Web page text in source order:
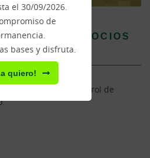
T-NEGOCIOS
la seguridad y el control de
el 30/09/2026.
de
bases y disfruta.
quiero!